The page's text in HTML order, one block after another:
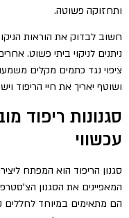
ותחזוקה פשוטה.
חשוב לבדוק את הוראות
ניתנים לניקוי ביתי פשוט.
ציפוי נגד כתמים מקלים
ושוטף יאריך את חיי הריפוד
סגנונות ריפוד
עכשווי
סגנון הריפוד הוא המפתח
המאפיינים את הסגנון
הם מתאימים במיוחד לחללים